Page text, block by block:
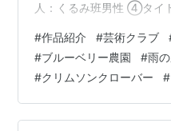
人：くるみ班男性 ④タイ
ハナミズキ ④～⑦描いた
755 5月3日東広島市豊栄
の花 午後から雨になった
め。農園の雨に濡れる
ムソンクローバー ③キリ
#作品紹介 #芸術クラブ
#ブルーベリー農園 #雨
#クリムソンクローバー #